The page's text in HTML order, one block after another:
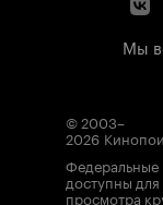
Мы
© 2003–
2026
Федеральные
доступны
просмотра